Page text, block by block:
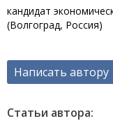
кандидат
(Волгоград, Россия)
Написать автору
Статьи автора: